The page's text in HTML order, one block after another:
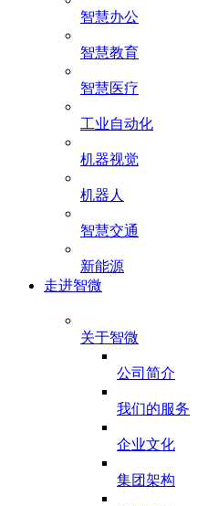
智慧办公
智慧教育
智慧医疗
工业自动化
机器视觉
机器人
智慧交通
新能源
走进智微
关于智微
公司简介
我们的服务
企业文化
集团架构